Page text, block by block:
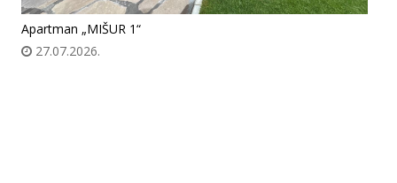
Apartman „MIŠUR 1“
27.07.2026.